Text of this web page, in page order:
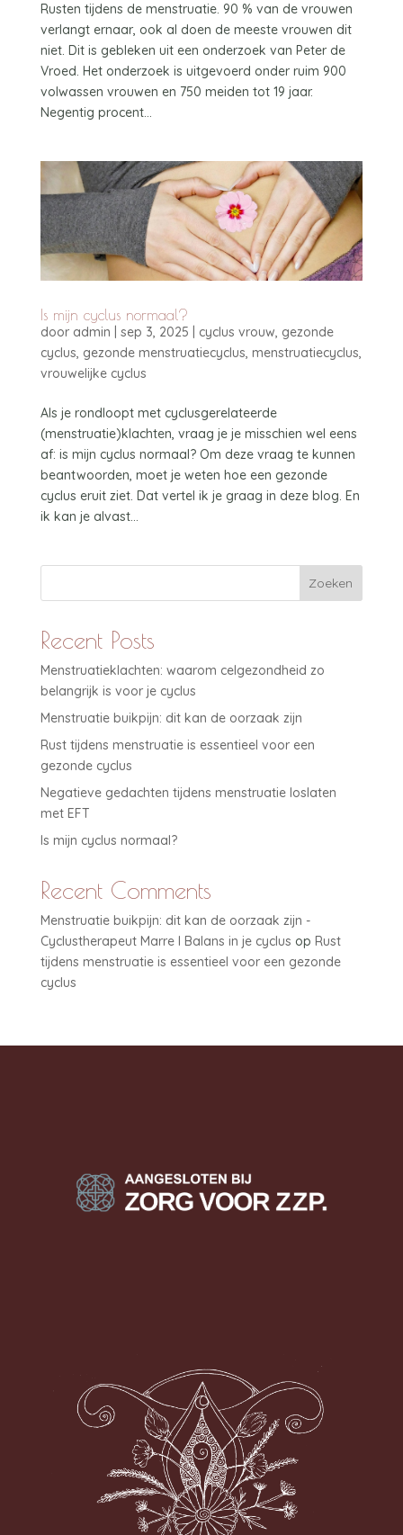
Rusten tijdens de menstruatie. 90 % van de vrouwen
verlangt ernaar, ook al doen de meeste vrouwen dit
niet. Dit is gebleken uit een onderzoek van Peter de
Vroed. Het onderzoek is uitgevoerd onder ruim 900
volwassen vrouwen en 750 meiden tot 19 jaar.
Negentig procent...
Is mijn cyclus normaal?
door admin sep 3, 2025 cyclus vrouw, gezonde
cyclus, gezonde menstruatiecyclus, menstruatiecyclus,
vrouwelijke cyclus
Als je rondloopt met cyclusgerelateerde
(menstruatie)klachten, vraag je je misschien wel eens
af: is mijn cyclus normaal? Om deze vraag te kunnen
beantwoorden, moet je weten hoe een gezonde
cyclus eruit ziet. Dat vertel ik je graag in deze blog. En
ik kan je alvast...
Zoeken
Recent Posts
Menstruatieklachten: waarom celgezondheid zo
belangrijk is voor je cyclus
Menstruatie buikpijn: dit kan de oorzaak zijn
Rust tijdens menstruatie is essentieel voor een
gezonde cyclus
Negatieve gedachten tijdens menstruatie loslaten
met EFT
Is mijn cyclus normaal?
Recent Comments
Menstruatie buikpijn: dit kan de oorzaak zijn -
Cyclustherapeut Marre I Balans in je cyclus op Rust
tijdens menstruatie is essentieel voor een gezonde
cyclus